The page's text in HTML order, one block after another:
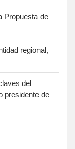
Propuesta de
regional,
del
presidente de